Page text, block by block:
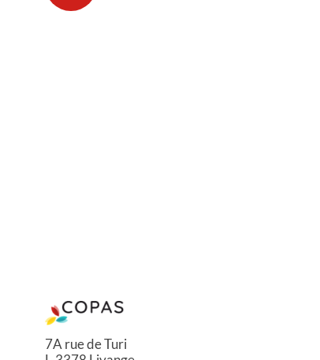
7A rue de Turi